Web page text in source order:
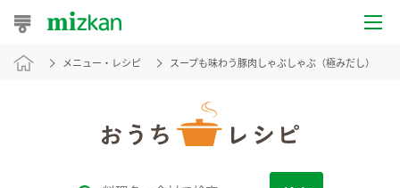
おうちレシピ
メニュー・レシピ スープも味わう豚肉しゃぶしゃぶ（極みだし）